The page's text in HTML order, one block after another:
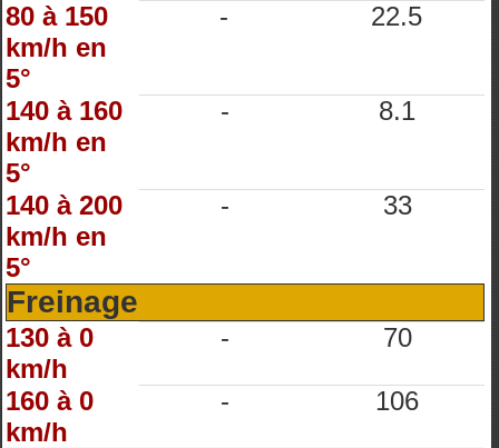
80 à 150
km/h en
5°
- 22.5
140 à 160
km/h en
5°
- 8.1
140 à 200
km/h en
5°
- 33
Freinage
130 à 0
km/h
- 70
160 à 0
km/h
- 106